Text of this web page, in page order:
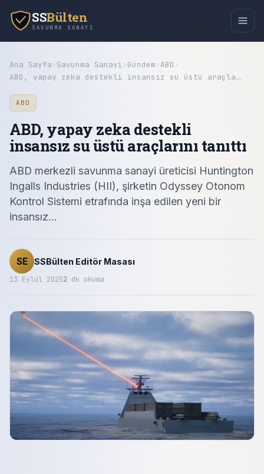
SSBülten
SAVUNMA SANAYI
Ana Sayfa› Savunma Sanayi› Gündem› ABD ›
ABD, yapay zeka destekli insansız su üstü araçla…
ABD
ABD, yapay zeka destekli
insansız su üstü araçlarını tanıttı
ABD merkezli savunma sanayi üreticisi Huntington
Ingalls Industries (HII), şirketin Odyssey Otonom
Kontrol Sistemi etrafında inşa edilen yeni bir
insansız…
SE SSBülten Editör Masası
13 Eylül 20252 dk okuma